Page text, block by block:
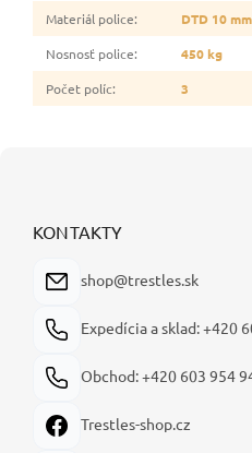
Materiál police:
DTD 10 mm
Nosnosť police:
450 kg
Počet políc: 3
KONTAKTY
shop@trestles.sk
Expedícia a sklad: +420
Obchod: +420 603 954
Trestles-shop.cz